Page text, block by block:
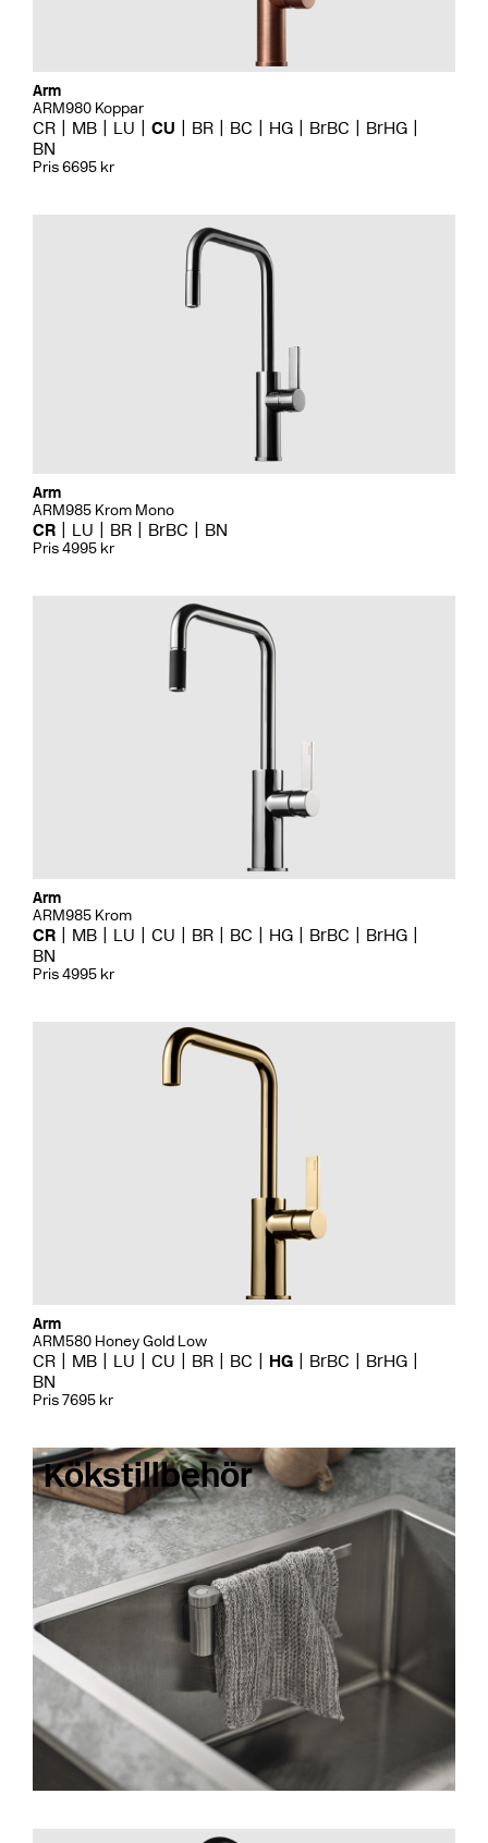
Arm
ARM980 Koppar
CR MB LU CU BR BC HG BrBC
BrHG
BN
Pris 6695 kr
Arm
ARM985 Krom Mono
CR LU BR BrBC BN
Pris 4995 kr
Arm
ARM985 Krom
CR MB LU CU BR BC HG BrBC
BrHG
BN
Pris 4995 kr
Arm
ARM580 Honey Gold Low
CR MB LU CU BR BC HG BrBC
BrHG
BN
Pris 7695 kr
Kökstillbehör